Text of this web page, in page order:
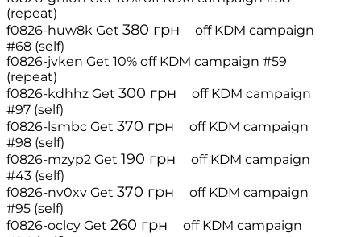
(repeat)
f0826-huw8k Get 380 грн off KDM campaign
#68 (self)
f0826-jvken Get 10% off KDM campaign #59
(repeat)
f0826-kdhhz Get 300 грн off KDM campaign
#97 (self)
f0826-lsmbc Get 370 грн off KDM campaign
#98 (self)
f0826-mzyp2 Get 190 грн off KDM campaign
#43 (self)
f0826-nv0xv Get 370 грн off KDM campaign
#95 (self)
f0826-oclcy Get 260 грн off KDM campaign